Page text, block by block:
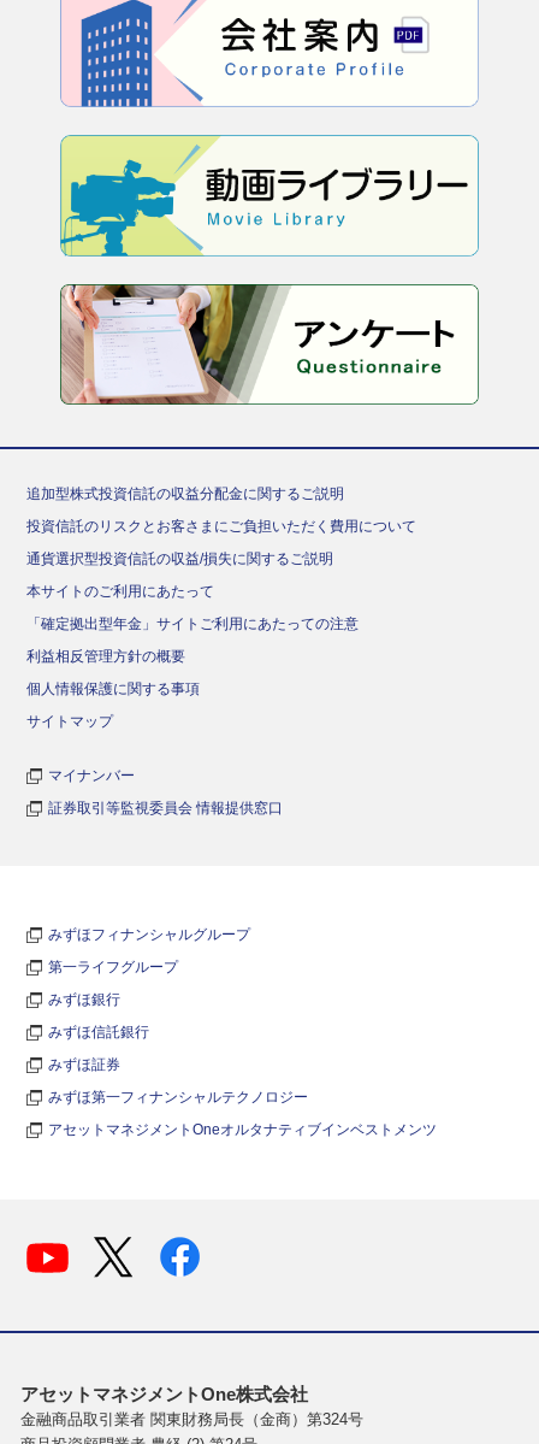
追加型株式投資信託の収益分配金に関するご説明
投資信託のリスクとお客さまにご負担いただく費用について
通貨選択型投資信託の収益/損失に関するご説明
本サイトのご利用にあたって
「確定拠出型年金」サイトご利用にあたっての注意
利益相反管理方針の概要
個人情報保護に関する事項
サイトマップ
マイナンバー
証券取引等監視委員会 情報提供窓口
みずほフィナンシャルグループ
第一ライフグループ
みずほ銀行
みずほ信託銀行
みずほ証券
みずほ第一フィナンシャルテクノロジー
アセットマネジメントOneオルタナティブインベストメンツ
アセットマネジメントOne株式会社
金融商品取引業者 関東財務局長（金商）第324号